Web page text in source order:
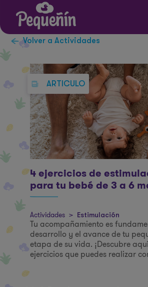
Volver a Actividades
ARTICULO
Actividades > Estimulación
4 ejercicios de
para tu bebé de 3 a 6
Tu acompañamiento es
desarrollo y el avance de tu
etapa de su vida. ¡Descubre
ejercicios que puedes realizar